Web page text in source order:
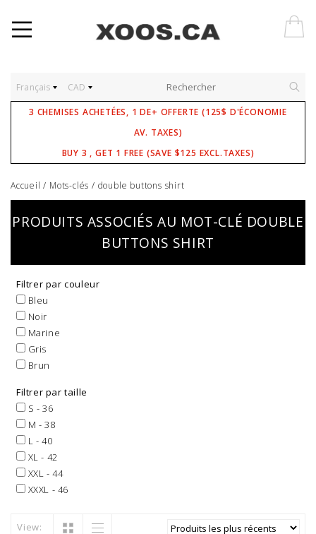
Français CAD
3 CHEMISES ACHETÉES, 1 DE+ OFFERTE (125$ D'ÉCONOMIE
AV. TAXES)
BUY 3 , GET 1 FREE (SAVE $125 EXCL.TAXES)
Accueil / Mots-clés / double buttons shirt
PRODUITS ASSOCIÉS AU MOT-CLÉ DOUBLE
BUTTONS SHIRT
Filtrer par couleur
Bleu
Noir
Marine
Gris
Brun
Filtrer par taille
S - 36
M - 38
L - 40
XL - 42
XXL - 44
XXXL - 46
View: